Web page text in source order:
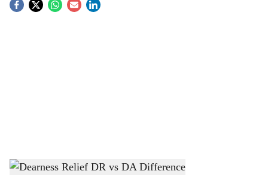
S
DA Hike-Dainik Gomantak